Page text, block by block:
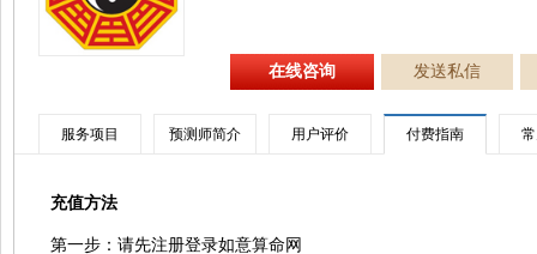
在线咨询 发送私信
服务项目 预测师简介 用户评价 付费指南
充值方法
第一步：请先注册登录如意算命网